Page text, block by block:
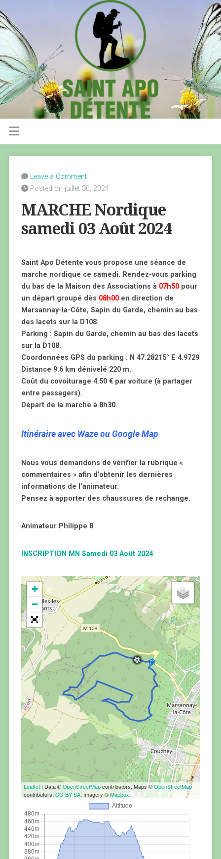
Leave a Comment
Posted on juillet 30, 2024
MARCHE Nordique
samedi 03 Août 2024
Saint Apo Détente vous propose une séance de
marche nordique ce samedi. Rendez-vous parking
du bas de la Maison des Associations à 07h50pour
un départ groupé dès 08h00en direction de
Marsannay-la-Côte, Sapin du Garde, chemin au bas
des lacets sur la D108.
Parking : Sapin du Garde, chemin au bas des lacets
sur la D108.
Coordonnées GPS du parking : N 47.28215° E 4.9729
Distance 9.6 km dénivelé 220 m.
Coût du covoiturage 4.50 € par voiture (à partager
entre passagers).
Départ de la marche à 8h30.
Itinéraire avec Waze ou Google Map
Nous vous demandons de vérifier la rubrique «
commentaires » afin d’obtenir les dernières
informations de l’animateur.
Pensez à apporter des chaussures de rechange.
Animateur Philippe B
INSCRIPTION MN Samedi 03 Août 2024
+
−
Leaflet| Data ©OpenStreetMapcontributors, Maps ©OpenStreetMap
contributors, CC-BY-SA, Imagery ©Mapbox